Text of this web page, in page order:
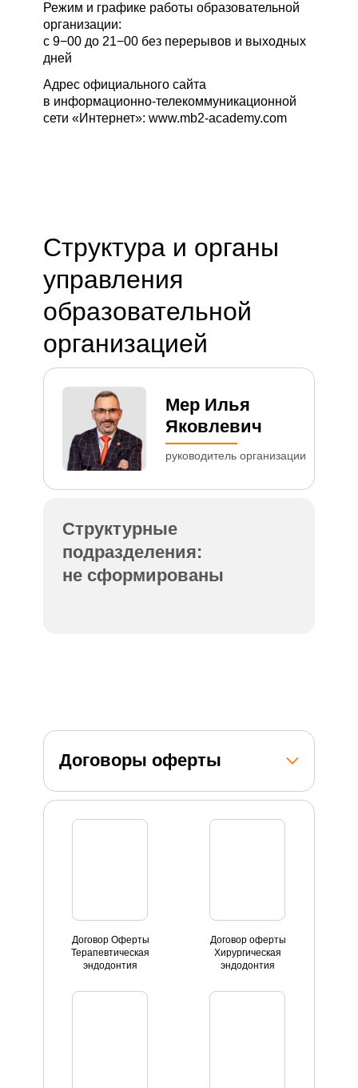
Режим и графике работы образовательной
организации:
с 9−00 до 21−00 без перерывов и выходных
дней
Адрес официального сайта
в информационно-телекоммуникационной
сети «Интернет»: www.mb2-academy.com
Структура и органы
управления
образовательной
организацией
Мер Илья
Яковлевич
руководитель организации
Структурные
подразделения:
не сформированы
Договоры оферты
Договор Оферты
Терапевтическая
эндодонтия
Договор оферты
Хирургическая
эндодонтия